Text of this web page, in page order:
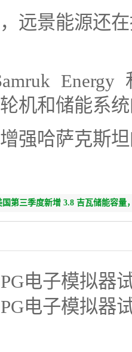
远景能源还
Energy
机和储能系
强哈萨克斯
第三季度新增 3.8 吉瓦储能容量
PG电子模拟器
PG电子模拟器